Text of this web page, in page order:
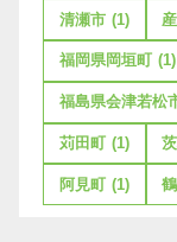
清瀬市 (1)
福岡県岡垣町 (1)
福島県会津若松
苅田町 (1)
阿見町 (1)